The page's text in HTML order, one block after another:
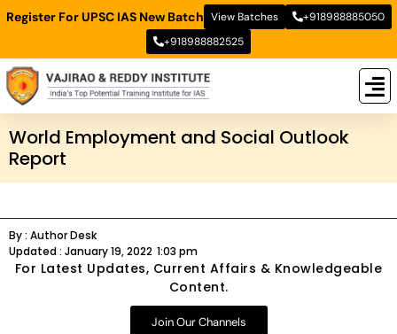
Register For UPSC IAS New Batch View Batches
+918988885050
+918988882525
World Employment and Social Outlook
Report
By : Author Desk
Updated : January 19, 2022 1:03 pm
For Latest Updates, Current Affairs & Knowledgeable
Content.
Join Our Channels